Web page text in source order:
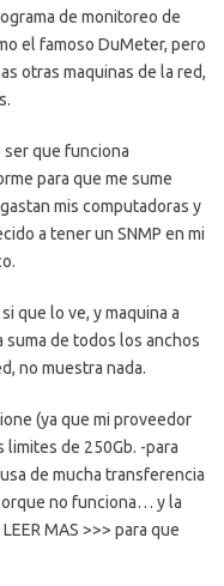
de monitoreo de
el famoso DuMeter, pero
otras maquinas de la red,
que funciona
para que me sume
mis computadoras y
a tener un SNMP en mi
que lo ve, y maquina a
de todos los anchos
no muestra nada.
(ya que mi proveedor
de 250Gb. -para
de mucha transferencia
no funciona… y la
MAS >>> para que